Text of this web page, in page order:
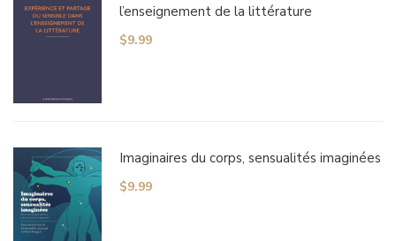
l’enseignement de la littérature
$9.99
Imaginaires du corps, sensualités imaginées
$9.99